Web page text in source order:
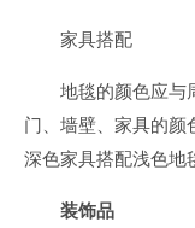
家具搭配
地毯的颜色应与
门、墙壁、家具的颜
深色家具搭配浅色地
装饰品